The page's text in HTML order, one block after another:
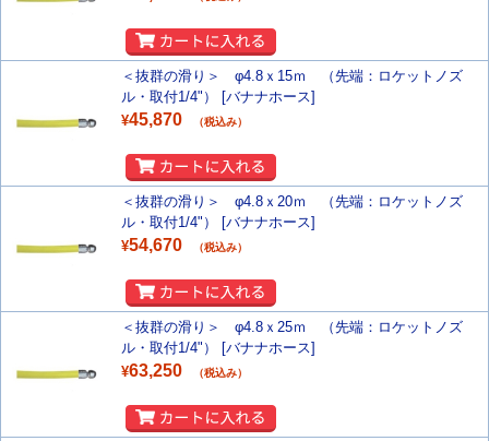
＜抜群の滑り＞ φ4.8ｘ15ｍ （先端：ロケットノズ
ル・取付1/4"） [バナナホース]
¥45,870 （税込み）
＜抜群の滑り＞ φ4.8ｘ20ｍ （先端：ロケットノズ
ル・取付1/4"） [バナナホース]
¥54,670 （税込み）
＜抜群の滑り＞ φ4.8ｘ25ｍ （先端：ロケットノズ
ル・取付1/4"） [バナナホース]
¥63,250 （税込み）